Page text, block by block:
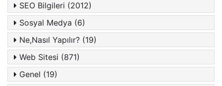
SEO Bilgileri (2012)
Sosyal Medya (6)
Ne,Nasıl Yapılır? (19)
Web Sitesi (871)
Genel (19)